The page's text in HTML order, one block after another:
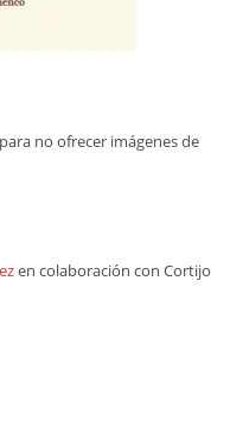
no ofrecer imágenes de
en colaboración con Cortijo